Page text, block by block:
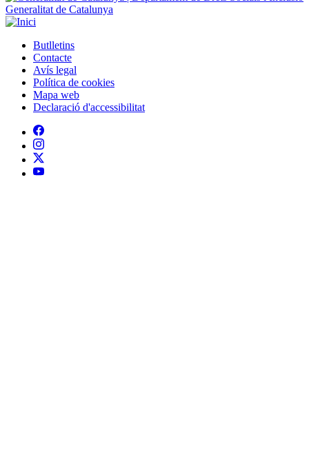
Generalitat de Catalunya
Peu
Butlletins
Contacte
Avís legal
Política de cookies
Mapa web
Declaració d'accessibilitat